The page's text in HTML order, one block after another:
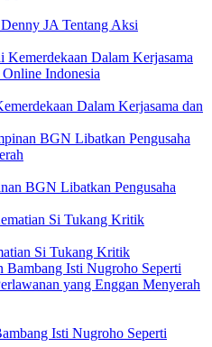
JA Tentang Aksi
Dalam Kerjasama dan
BGN Libatkan Pengusaha
Si Tukang Kritik
Isti Nugroho Seperti